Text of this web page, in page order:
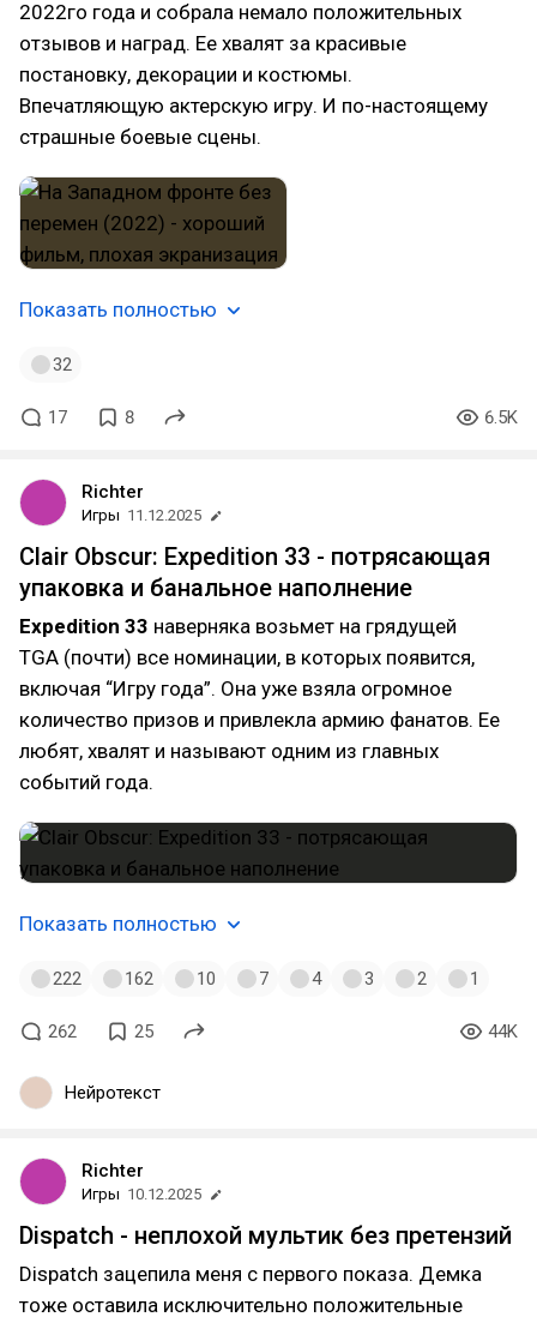
2022го года и собрала немало положительных
отзывов и наград. Ее хвалят за красивые
постановку, декорации и костюмы.
Впечатляющую актерскую игру. И по-настоящему
страшные боевые сцены.
Показать полностью
32
17 8 6.5K
Richter
Игры 11.12.2025
Clair Obscur: Expedition 33 - потрясающая
упаковка и банальное наполнение
Expedition 33 наверняка возьмет на грядущей
TGA (почти) все номинации, в которых появится,
включая “Игру года”. Она уже взяла огромное
количество призов и привлекла армию фанатов. Ее
любят, хвалят и называют одним из главных
событий года.
Показать полностью
222 162 10 7 4 3 2 1
262 25 44K
Нейротекст
Richter
Игры 10.12.2025
Dispatch - неплохой мультик без претензий
Dispatch зацепила меня с первого показа. Демка
тоже оставила исключительно положительные